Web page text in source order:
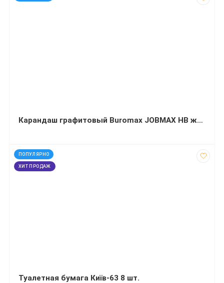
Карандаш графитовый Buromax JOBMAX HB желтый с ластиком
ПОПУЛЯРНО
ХИТ ПРОДАЖ
код: 50187
Туалетная бумага Київ-63 8 шт.